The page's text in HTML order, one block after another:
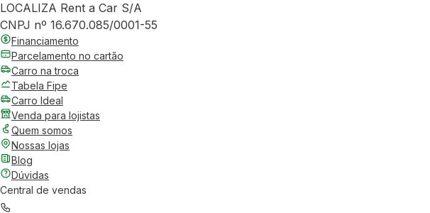
LOCALIZA Rent a Car S/A
CNPJ nº 16.670.085/0001-55
Financiamento
Parcelamento no cartão
Carro na troca
Tabela Fipe
Carro Ideal
Venda para lojistas
Quem somos
Nossas lojas
Blog
Dúvidas
Central de vendas